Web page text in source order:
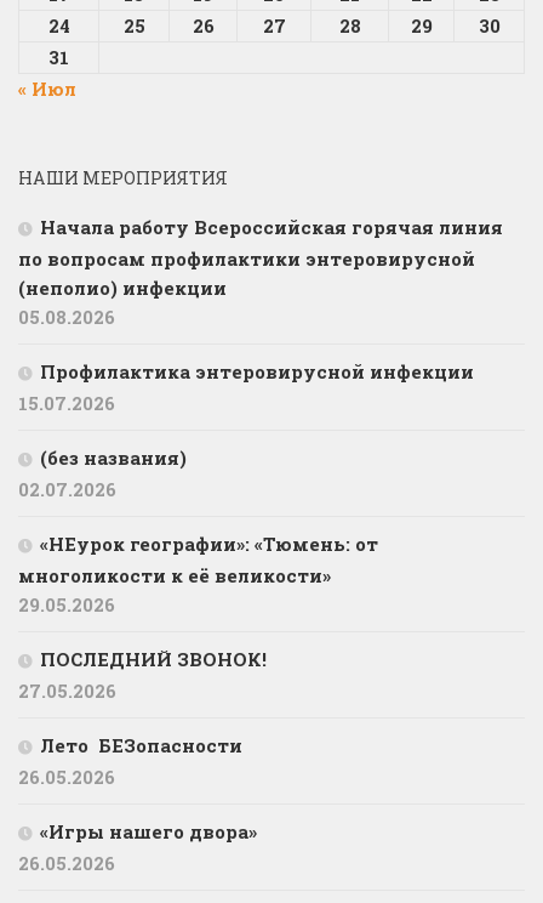
24
25 26 27 28 29
30
31
« Июл
НАШИ МЕРОПРИЯТИЯ
Начала работу Всероссийская горячая линия
по вопросам профилактики энтеровирусной
(неполио) инфекции
05.08.2026
Профилактика энтеровирусной инфекции
15.07.2026
(без названия)
02.07.2026
«НЕурок географии»: «Тюмень: от
многоликости к её великости»
29.05.2026
ПОСЛЕДНИЙ ЗВОНОК!
27.05.2026
Лето БЕЗопасности
26.05.2026
«Игры нашего двора»
26.05.2026